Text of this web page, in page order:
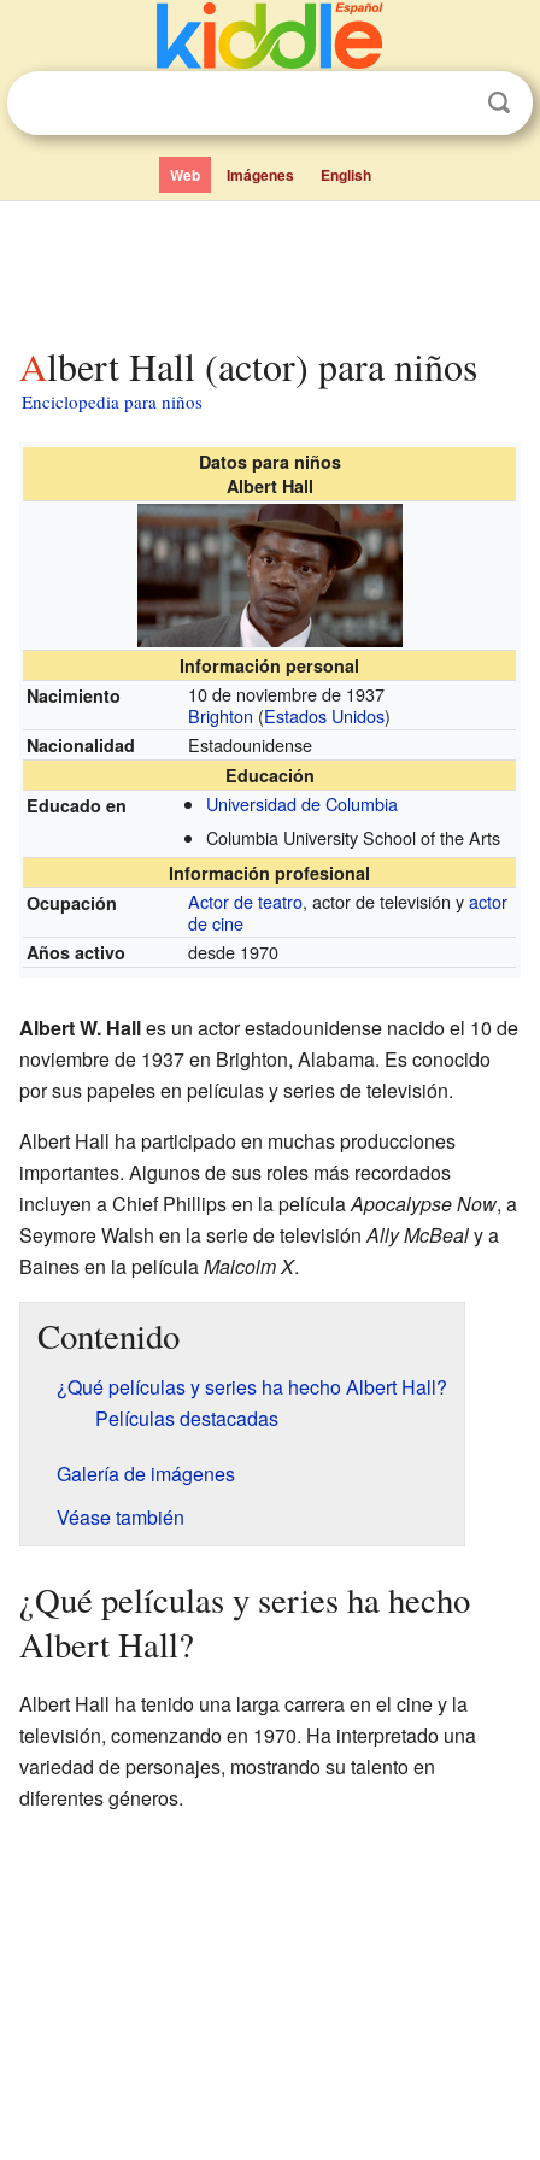
Web Imágenes English
Albert Hall (actor) para niños
Enciclopedia para niños
Datos para niños
Albert Hall
Información personal
Nacimiento
10 de noviembre de 1937
Brighton (Estados Unidos)
Nacionalidad Estadounidense
Educación
Educado en
Universidad de Columbia
Columbia University School of the Arts
Información profesional
Ocupación
Actor de teatro, actor de televisión yactor
de cine
Años activo desde 1970
Albert W. Halles un actor estadounidense nacido el 10 de
noviembre de 1937 en Brighton, Alabama. Es conocido
por sus papeles en películas y series de televisión.
Albert Hall ha participado en muchas producciones
importantes. Algunos de sus roles más recordados
incluyen a Chief Phillips en la películaApocalypse Now, a
Seymore Walsh en la serie de televisiónAlly McBealy a
Baines en la películaMalcolm X.
Contenido
¿Qué películas y series ha hecho Albert Hall?
Películas destacadas
Galería de imágenes
Véase también
¿Qué películas y series ha hecho
Albert Hall?
Albert Hall ha tenido una larga carrera en el cine y la
televisión, comenzando en 1970. Ha interpretado una
variedad de personajes, mostrando su talento en
diferentes géneros.